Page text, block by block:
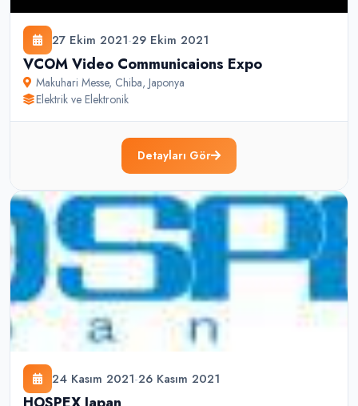
27 Ekim 2021-29 Ekim 2021
VCOM Video Communicaions Expo
Makuhari Messe, Chiba, Japonya
Elektrik ve Elektronik
Detayları Gör
24 Kasım 2021-26 Kasım 2021